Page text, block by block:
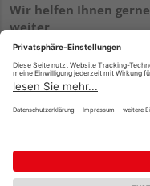
Wir helfen Ihnen gerne
weiter
Tel.:+49 711 168520
WhatsApp
Impressum AGB
Reservierungsbedingungen